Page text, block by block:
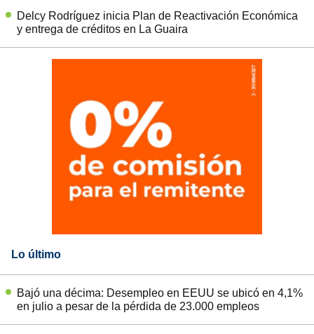
Delcy Rodríguez inicia Plan de Reactivación Económica
y entrega de créditos en La Guaira
Lo último
Bajó una décima: Desempleo en EEUU se ubicó en 4,1%
en julio a pesar de la pérdida de 23.000 empleos